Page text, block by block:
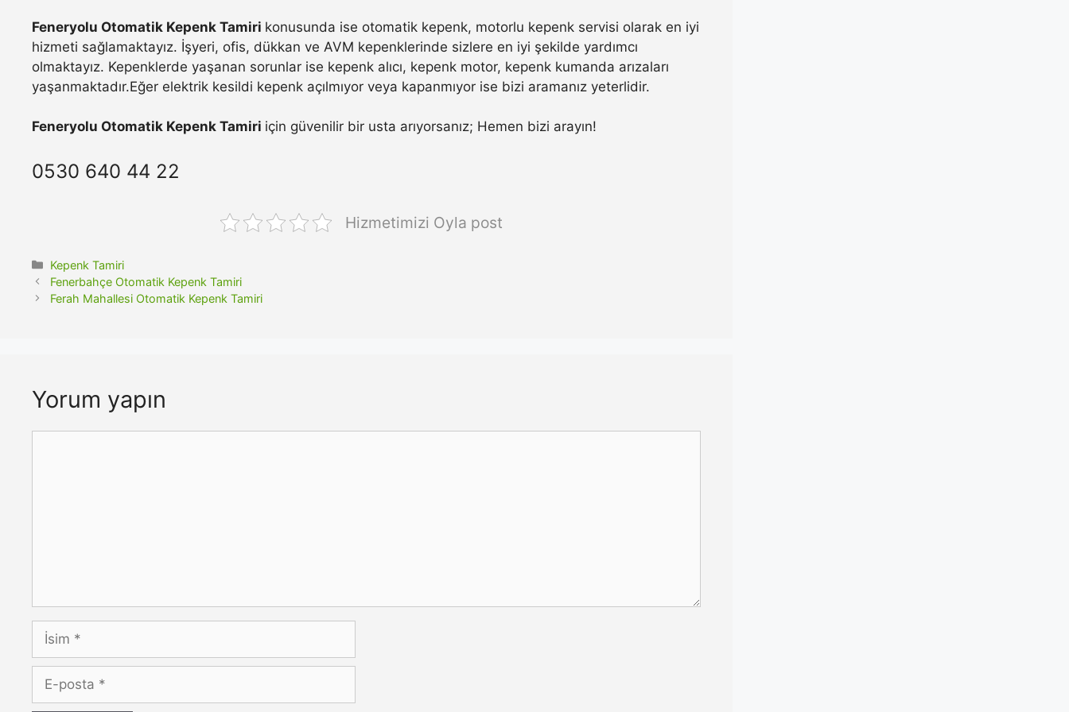
Feneryolu Otomatik Kepenk Tamiri konusunda ise otomatik kepenk, motorlu kepenk servisi olarak en iyi
hizmeti sağlamaktayız. İşyeri, ofis, dükkan ve AVM kepenklerinde sizlere en iyi şekilde yardımcı
olmaktayız. Kepenklerde yaşanan sorunlar ise kepenk alıcı, kepenk motor, kepenk kumanda arızaları
yaşanmaktadır.Eğer elektrik kesildi kepenk açılmıyor veya kapanmıyor ise bizi aramanız yeterlidir.
Feneryolu Otomatik Kepenk Tamiri için güvenilir bir usta arıyorsanız; Hemen bizi arayın!
0530 640 44 22
Hizmetimizi Oyla post
Kategoriler
Kepenk Tamiri
Fenerbahçe Otomatik Kepenk Tamiri
Ferah Mahallesi Otomatik Kepenk Tamiri
Yorum yapın
İsim
posta